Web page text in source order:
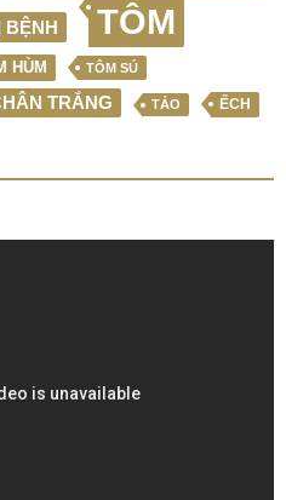
BỆNH TÔM
HÙM TÔM SÚ
TRẮNG TẢO ẾCH